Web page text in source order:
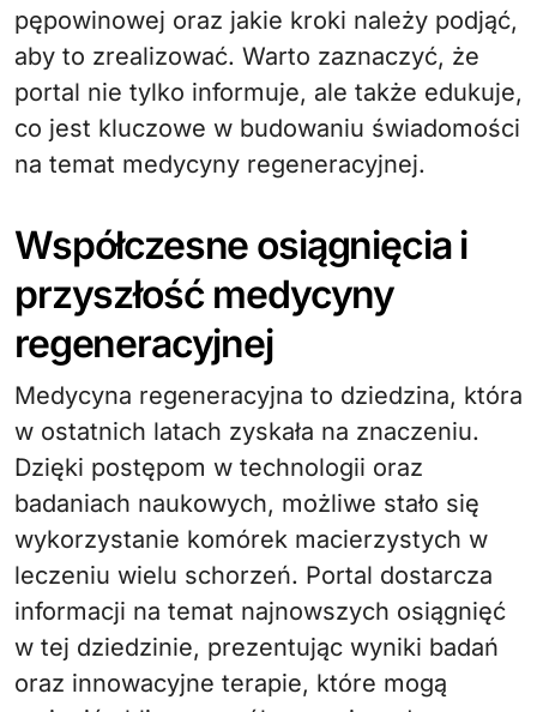
pępowinowej oraz jakie kroki należy podjąć,
aby to zrealizować. Warto zaznaczyć, że
portal nie tylko informuje, ale także edukuje,
co jest kluczowe w budowaniu świadomości
na temat medycyny regeneracyjnej.
Współczesne osiągnięcia i
przyszłość medycyny
regeneracyjnej
Medycyna regeneracyjna to dziedzina, która
w ostatnich latach zyskała na znaczeniu.
Dzięki postępom w technologii oraz
badaniach naukowych, możliwe stało się
wykorzystanie komórek macierzystych w
leczeniu wielu schorzeń. Portal dostarcza
informacji na temat najnowszych osiągnięć
w tej dziedzinie, prezentując wyniki badań
oraz innowacyjne terapie, które mogą